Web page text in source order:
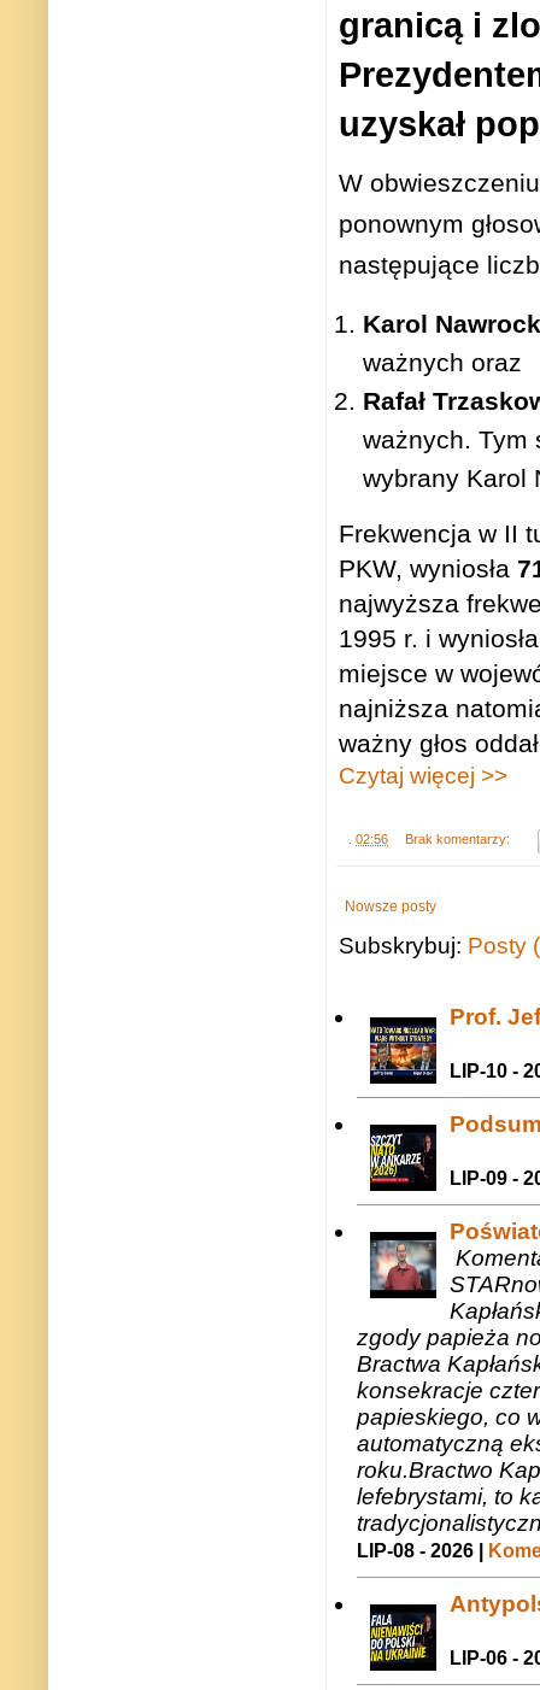
granicą i
uzyskał
W
ponownym
następujące
Karol
ważnych oraz
Rafał
ważnych. Tym
wybrany Karol
Frekwencja w II
PKW, wyniosła
najwyższa
1995 r. i
miejsce w
najniższa
ważny głos
Czytaj więcej >>
02:56 Brak komentarzy:
Nowsze posty
Subskrybuj: Posty
Prof.
LIP-10 -
LIP-09 -
zgody papieża
Bractwa
konsekracje
papieskiego, co
automatyczną
roku.Bractwo
lefebrystami, to
LIP-08 - 2026 |
LIP-06 -